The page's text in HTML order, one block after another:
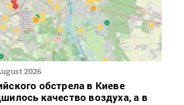
2026
обстрела в Киеве
качество воздуха, а в